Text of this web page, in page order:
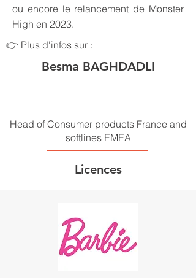
ou encore le relancement de Monster
High en 2023.
👉 Plus d'infos sur :
Besma BAGHDADLI
Head of Consumer products France and
softlines EMEA
Licences